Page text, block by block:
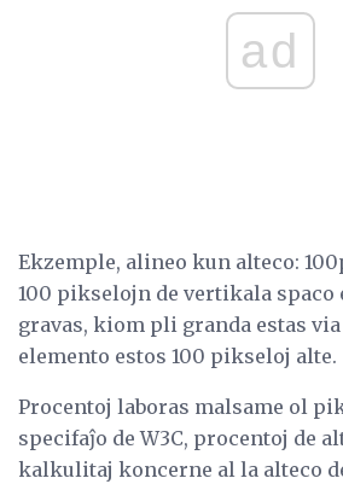
ad
Ekzemple, alineo kun alteco:
100 pikselojn de vertikala spaco
gravas, kiom pli granda estas
elemento estos 100 pikseloj alte.
Procentoj laboras malsame ol
specifaĵo de W3C, procentoj de
kalkulitaj koncerne al la alteco